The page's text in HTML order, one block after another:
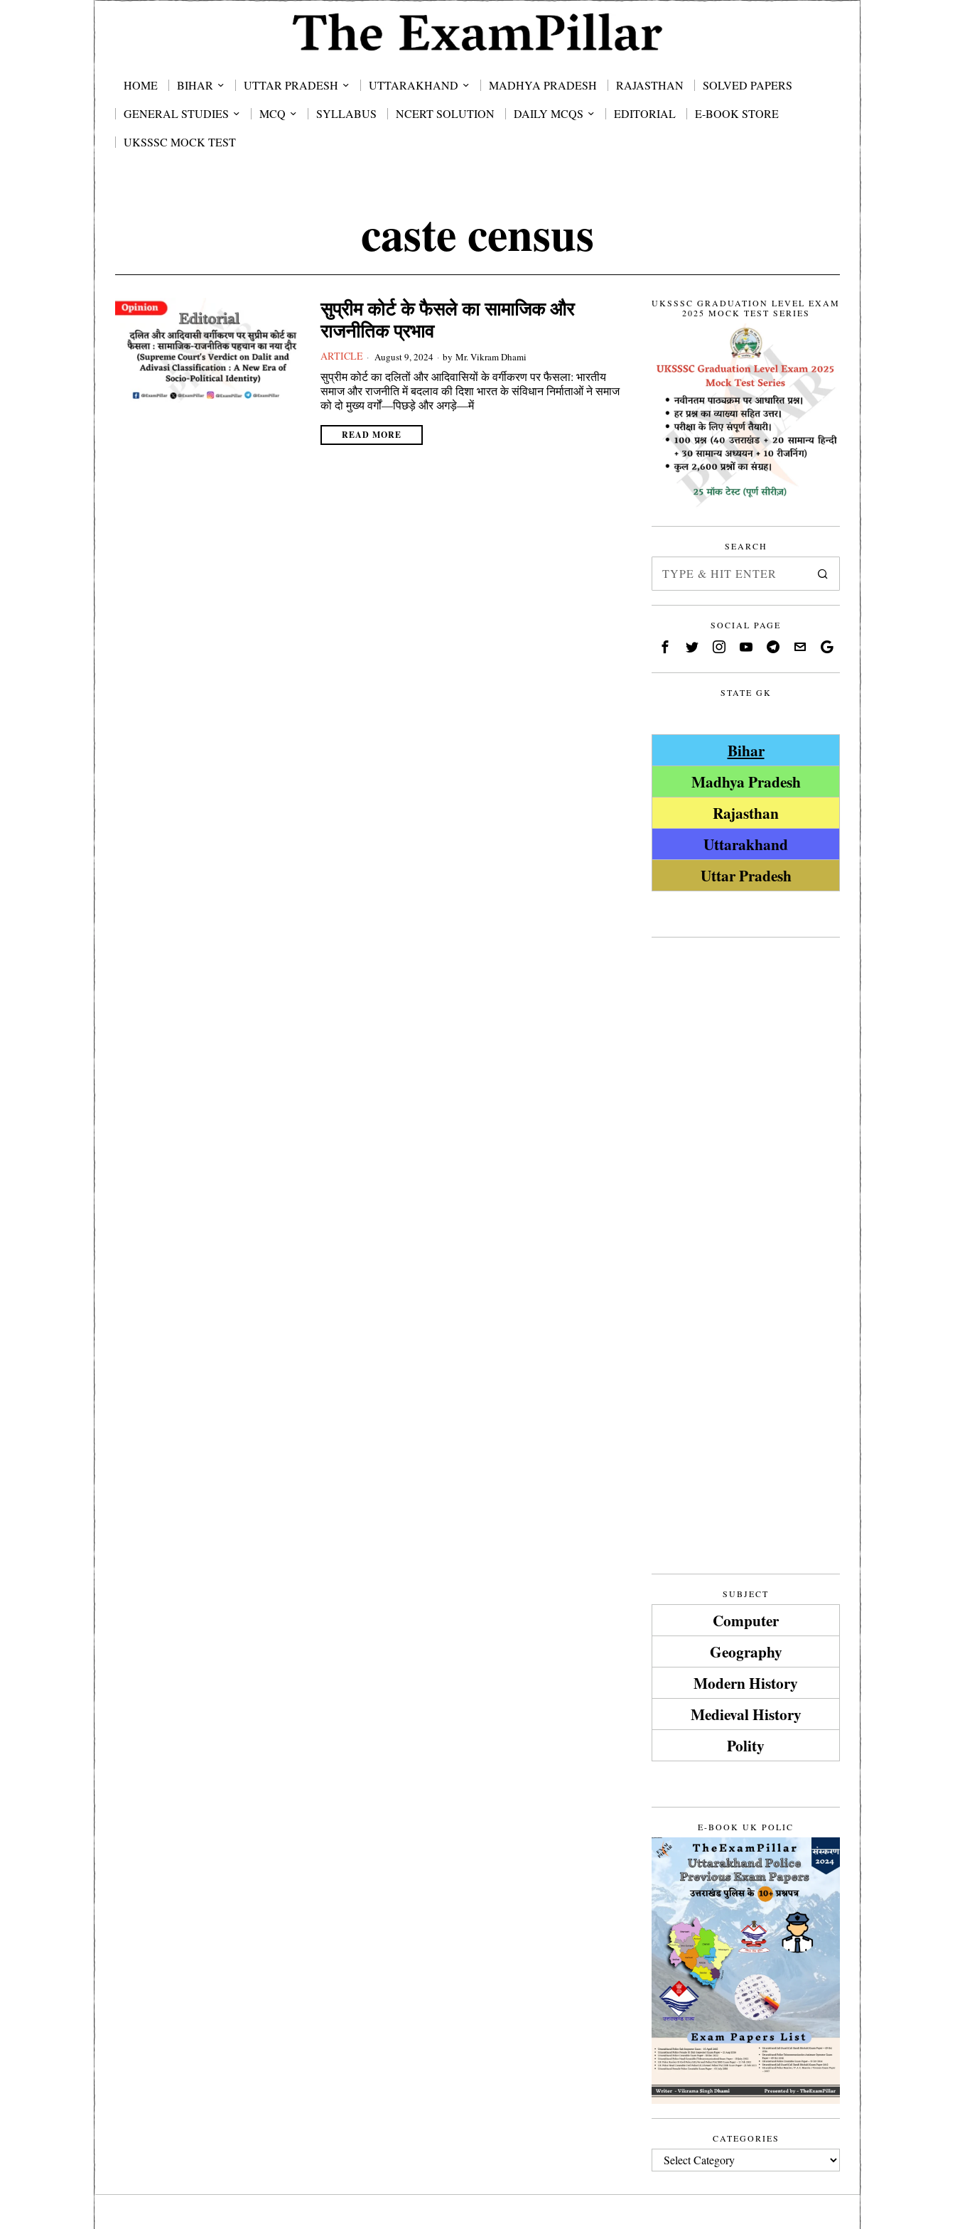
HOME BIHAR UTTAR PRADESH UTTARAKHAND MADHYA PRADESH RAJASTHAN
SOLVED PAPERS
GENERAL STUDIES
MCQ SYLLABUS NCERT SOLUTION DAILY MCQS EDITORIAL
E-BOOK STORE
UKSSSC MOCK TEST
caste census
सुप्रीम कोर्ट के फैसले का सामाजिक और
राजनीतिक प्रभाव
ARTICLE August 9, 2024 by Mr. Vikram Dhami
सुप्रीम कोर्ट का दलितों और आदिवासियों के वर्गीकरण पर फैसला: भारतीय
समाज और राजनीति में बदलाव की दिशा भारत के संविधान निर्माताओं ने समाज
को दो मुख्य वर्गों—पिछड़े और अगड़े—में
READ MORE
UKSSSC GRADUATION LEVEL EXAM
2025 MOCK TEST SERIES
SEARCH
SOCIAL PAGE
STATE GK
Bihar
Madhya Pradesh
Rajasthan
Uttarakhand
Uttar Pradesh
SUBJECT
Computer
Geography
Modern History
Medieval History
Polity
E-BOOK UK POLIC
CATEGORIES
CATEGORIES